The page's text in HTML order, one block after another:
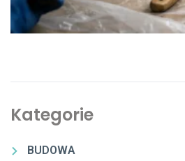
Kategorie
BUDOWA